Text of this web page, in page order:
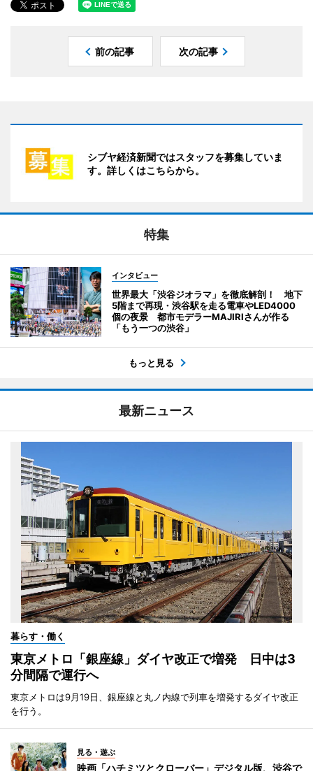
前の記事 次の記事
シブヤ経済新聞ではスタッフを募集していま
す。詳しくはこちらから。
特集
インタビュー
世界最大「渋谷ジオラマ」を徹底解剖！ 地下
5階まで再現・渋谷駅を走る電車やLED4000
個の夜景 都市モデラーMAJIRIさんが作る
「もう一つの渋谷」
もっと見る
最新ニュース
暮らす・働く
東京メトロ「銀座線」ダイヤ改正で増発 日中は3
分間隔で運行へ
東京メトロは9月19日、銀座線と丸ノ内線で列車を増発するダイヤ改正
を行う。
見る・遊ぶ
映画「ハチミツとクローバー」デジタル版、渋谷で